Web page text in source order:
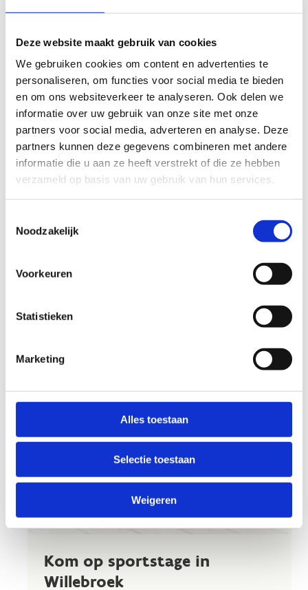
Deze website maakt gebruik van cookies
We gebruiken cookies om content en advertenties te
personaliseren, om functies voor social media te bieden
en om ons websiteverkeer te analyseren. Ook delen we
informatie over uw gebruik van onze site met onze
partners voor social media, adverteren en analyse. Deze
partners kunnen deze gegevens combineren met andere
informatie die u aan ze heeft verstrekt of die ze hebben
verzameld op basis van uw gebruik van hun services.
Noodzakelijk
Voorkeuren
Statistieken
Marketing
Alles toestaan
Selectie toestaan
Weigeren
Reserveer de
windsurfchalet
Kom op sportstage in
Willebroek